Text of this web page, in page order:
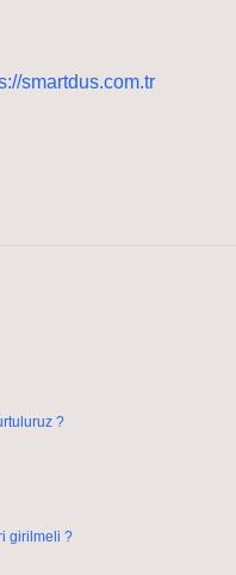
smartdus.com.tr
?
girilmeli ?